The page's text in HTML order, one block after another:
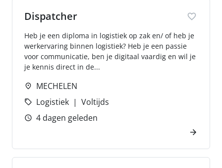
Dispatcher
Heb je een diploma in logistiek op zak en/ of heb je
werkervaring binnen logistiek? Heb je een passie
voor communicatie, ben je digitaal vaardig en wil je
je kennis direct in de...
MECHELEN
Logistiek
Voltijds
4 dagen geleden